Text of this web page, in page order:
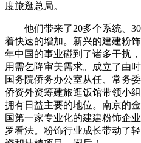
度旅逛总局。
他们带来了20多个系统、
着快速的增加。新兴的建建粉
年中国的事业碰到了诸多干扰
用需乞降审美需求。成立了由
国务院侨务办公室从任、常务
侨资外资筹建旅逛饭馆带领小
拥有日益主要的地位。南京的
国第一家专业化的建建粉饰企
罗看法。粉饰行业成长带动了